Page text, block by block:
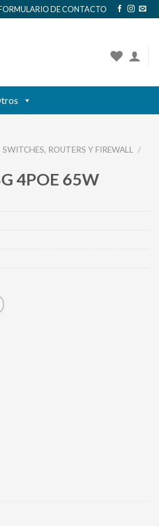
DE CONTACTO
SWITCHES, ROUTERS Y FIREWALL
/
4POE 65W